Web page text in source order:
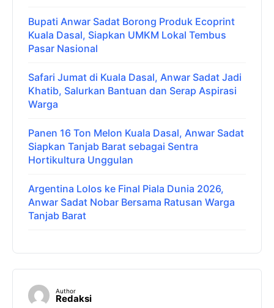
Bupati Anwar Sadat Borong Produk Ecoprint
Kuala Dasal, Siapkan UMKM Lokal Tembus
Pasar Nasional
Safari Jumat di Kuala Dasal, Anwar Sadat Jadi
Khatib, Salurkan Bantuan dan Serap Aspirasi
Warga
Panen 16 Ton Melon Kuala Dasal, Anwar Sadat
Siapkan Tanjab Barat sebagai Sentra
Hortikultura Unggulan
Argentina Lolos ke Final Piala Dunia 2026,
Anwar Sadat Nobar Bersama Ratusan Warga
Tanjab Barat
Author
Redaksi